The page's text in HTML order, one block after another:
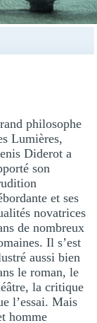
philosophe
Lumières,
Diderot a
son
et ses
novatrices
de nombreux
Il s’est
aussi bien
le roman, le
la critique
l’essai. Mais
homme